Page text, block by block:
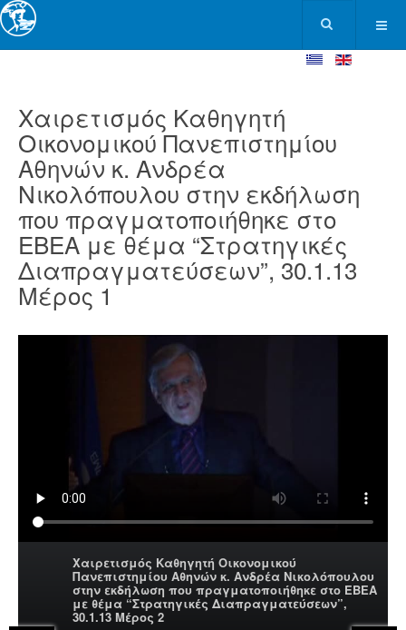
Χαιρετισμός Καθηγητή
Οικονομικού Πανεπιστημίου
Αθηνών κ. Ανδρέα
Νικολόπουλου στην εκδήλωση
που πραγματοποιήθηκε στο
ΕΒΕΑ με θέμα “Στρατηγικές
Διαπραγματεύσεων”, 30.1.13
Μέρος 1
Χαιρετισμός Καθηγητή Οικονομικού
Πανεπιστημίου Αθηνών κ. Ανδρέα Νικολόπουλου
στην εκδήλωση που πραγματοποιήθηκε στο ΕΒΕΑ
με θέμα “Στρατηγικές Διαπραγματεύσεων”,
30.1.13 Μέρος 2